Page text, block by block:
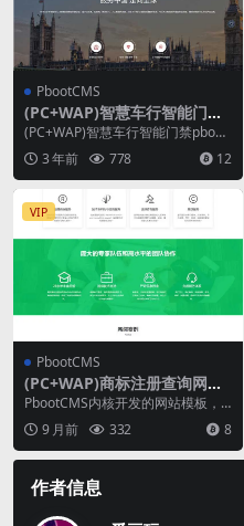
PbootCMS
(PC+WAP)智慧车行智能门禁
pbootcms网站模板 智能科技
(PC+WAP)智慧车行智能门禁pboot
cms网站模板 智能科技公司网站源
码下...3 年前 778 12
VIP
PbootCMS
(PC+WAP)商标注册查询网站
模板 专利申请网站源码
PbootCMS内核开发的网站模板，
该模板适用于商标注册网站、专利
申请网站等企业...
9 月前 332 8
作者信息